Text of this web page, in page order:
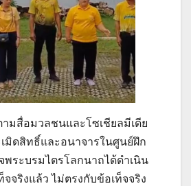
มสื่อมวลชนและโซเชียลมีเดีย
มิดสิทธิ์และอนาจารในศูนย์ฝึก
พระบรมไตรโลกนาถได้ดำเนิน
จริงแล้ว ไม่ตรงกับข้อเท็จจริง